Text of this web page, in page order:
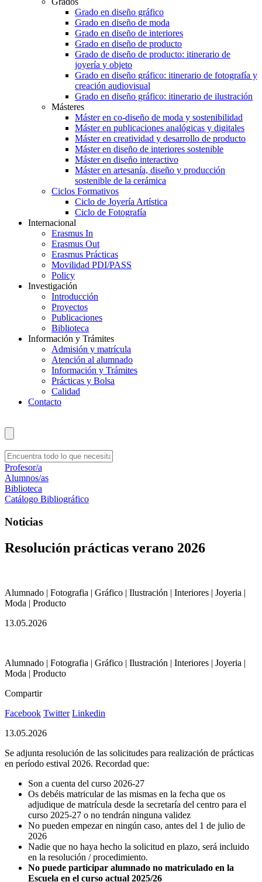
Grado en diseño gráfico
Grado en diseño de moda
Grado en diseño de interiores
Grado en diseño de producto
Grado de diseño de producto: itinerario de
joyería y objeto
Grado en diseño gráfico: itinerario de fotografía y
creación audiovisual
Grado en diseño gráfico: itinerario de ilustración
Másteres
Máster en co-diseño de moda y sostenibilidad
Máster en publicaciones analógicas y digitales
Máster en creatividad y desarrollo de producto
Máster en diseño de interiores sostenible
Máster en diseño interactivo
Máster en artesanía, diseño y producción
sostenible de la cerámica
Ciclos Formativos
Ciclo de Joyería Artística
Ciclo de Fotografía
Internacional
Erasmus In
Erasmus Out
Erasmus Prácticas
Movilidad PDI/PASS
Policy
Investigación
Introducción
Proyectos
Publicaciones
Biblioteca
Información y Trámites
Admisión y matrícula
Atención al alumnado
Información y Trámites
Prácticas y Bolsa
Calidad
Contacto
Profesor/a
Alumnos/as
Biblioteca
Catálogo Bibliográfico
Noticias
Resolución prácticas verano 2026
Alumnado | Fotografia | Gráfico | Ilustración | Interiores | Joyeria |
Moda | Producto
13.05.2026
Alumnado | Fotografia | Gráfico | Ilustración | Interiores | Joyeria |
Moda | Producto
Compartir
Facebook Twitter Linkedin
13.05.2026
Se adjunta resolución de las solicitudes para realización de prácticas
en período estival 2026. Recordad que:
Son a cuenta del curso 2026-27
Os debéis matricular de las mismas en la fecha que os
adjudique de matrícula desde la secretaría del centro para el
curso 2025-27 o no tendrán ninguna validez
No pueden empezar en ningún caso, antes del 1 de julio de
2026
Nadie que no haya hecho la solicitud en plazo, será incluido
en la resolución / procedimiento.
No puede participar alumnado no matriculado en la
Escuela en el curso actual 2025/26